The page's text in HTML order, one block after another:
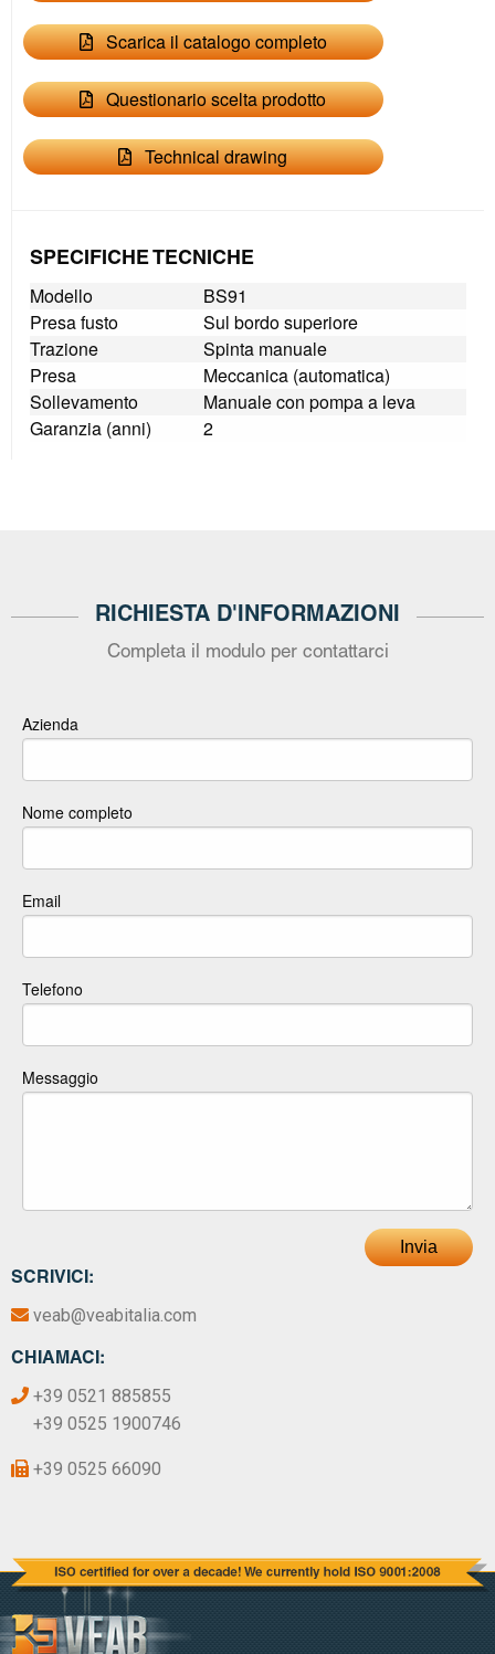
Scarica il catalogo completo
Questionario scelta prodotto
Technical drawing
SPECIFICHE TECNICHE
Modello
BS91
Presa fusto
Sul bordo superiore
Trazione
Spinta manuale
Presa
Meccanica (automatica)
Sollevamento
Manuale con pompa a leva
Garanzia (anni)
2
RICHIESTA D'INFORMAZIONI
Completa il modulo per contattarci
SCRIVICI:
veab@veabitalia.com
CHIAMACI:
+39 0521 885855
+39 0525 1900746
+39 0525 66090
Azienda
Nome completo
Email
Telefono
Messaggio
Invia